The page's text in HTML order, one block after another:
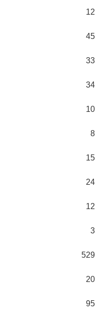
12
45
33
34
10
8
15
24
12
3
529
20
95